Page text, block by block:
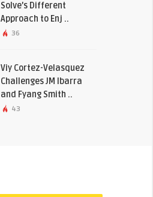
Solve’s Different
Approach to Enj ..
36
Viy Cortez-Velasquez
Challenges JM Ibarra
and Fyang Smith ..
43